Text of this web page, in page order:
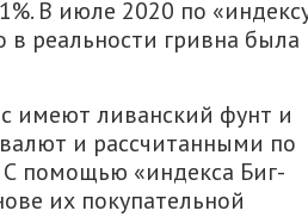
В июле 2020 по
в реальности гривна была
имеют ливанский фунт и
и рассчитанными по
С помощью «индекса Биг-
их покупательной